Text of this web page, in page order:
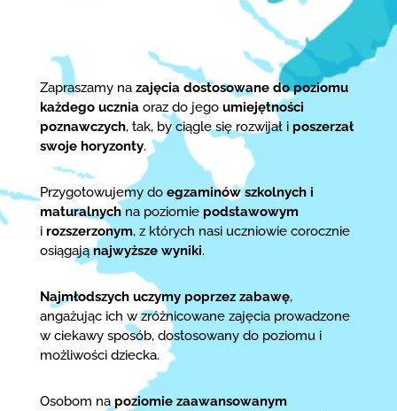
Zapraszamy nazajęcia dostosowane do poziomu
każdego ucznia oraz do jego umiejętności
poznawczych, tak, by ciągle się rozwijał i poszerzał
swoje horyzonty.
Przygotowujemy do egzaminów szkolnych i
maturalnychna poziomie podstawowym
i rozszerzonym, z których nasi uczniowie corocznie
osiągająnajwyższe wyniki.
Najmłodszych uczymy poprzez zabawę,
angażując ich w zróżnicowane zajęcia prowadzone
w ciekawy sposób, dostosowany do poziomu i
możliwości dziecka.
Osobom na poziomie zaawansowanym